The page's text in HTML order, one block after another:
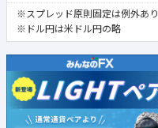
※スプレッド原則固定は例外あり
※ドル円は米ドル円の略